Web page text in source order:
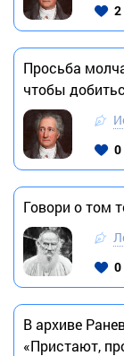
2
Просьба
чтобы
0
Говори о том
0
В архиве
«Пристают,